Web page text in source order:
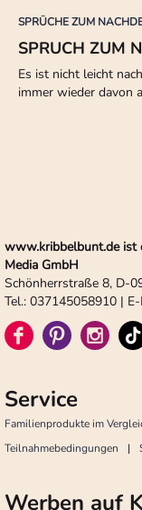
SPRÜCHE ZUM
SPRUCH ZUM
Es ist nicht leicht
immer wieder davon
www.kribbelbunt.de ist
Media GmbH
Schönherrstraße 8, D-
Tel.: 037145058910 |
Service
Familienprodukte im
Teilnahmebedingungen
Werben auf